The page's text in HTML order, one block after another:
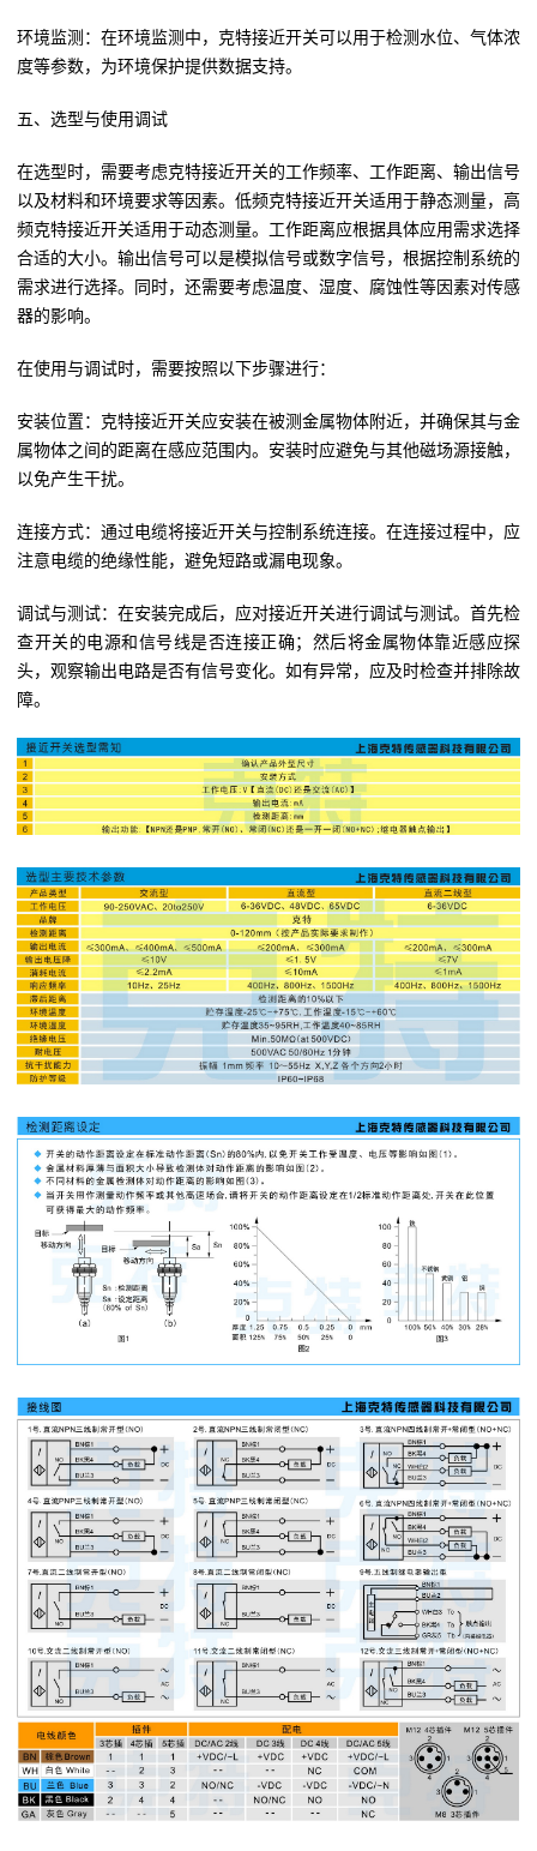
环境监测：在环境监测中，克特接近开关可以用于检测水位、气体浓
度等参数，为环境保护提供数据支持。
五、选型与使用调试
在选型时，需要考虑克特接近开关的工作频率、工作距离、输出信号
以及材料和环境要求等因素。低频克特接近开关适用于静态测量，高
频克特接近开关适用于动态测量。工作距离应根据具体应用需求选择
合适的大小。输出信号可以是模拟信号或数字信号，根据控制系统的
需求进行选择。同时，还需要考虑温度、湿度、腐蚀性等因素对传感
器的影响。
在使用与调试时，需要按照以下步骤进行：
安装位置：克特接近开关应安装在被测金属物体附近，并确保其与金
属物体之间的距离在感应范围内。安装时应避免与其他磁场源接触，
以免产生干扰。
连接方式：通过电缆将接近开关与控制系统连接。在连接过程中，应
注意电缆的绝缘性能，避免短路或漏电现象。
调试与测试：在安装完成后，应对接近开关进行调试与测试。首先检
查开关的电源和信号线是否连接正确；然后将金属物体靠近感应探
头，观察输出电路是否有信号变化。如有异常，应及时检查并排除故
障。